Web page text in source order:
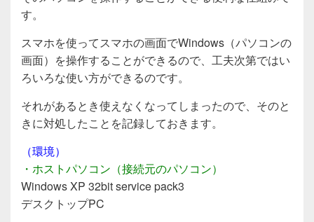
す。
スマホを使ってスマホの画面でWindows（パソコンの
画面）を操作することができるので、工夫次第ではい
ろいろな使い方ができるのです。
それがあるとき使えなくなってしまったので、そのと
きに対処したことを記録しておきます。
（環境）
・ホストパソコン（接続元のパソコン）
Windows XP 32bit service pack3
デスクトップPC